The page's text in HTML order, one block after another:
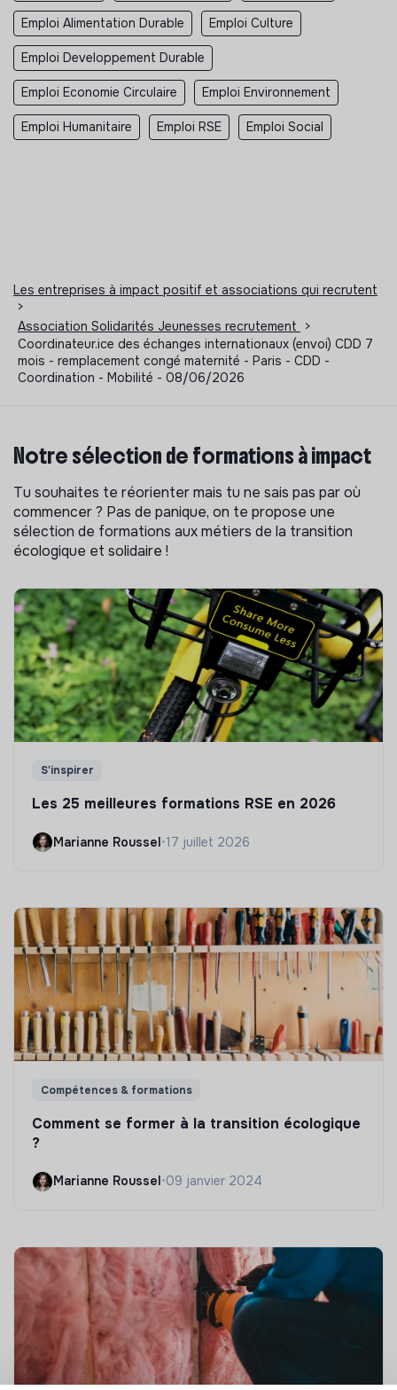
Emploi Alimentation Durable Emploi Culture
Emploi Developpement Durable
Emploi Economie Circulaire Emploi Environnement
Emploi Humanitaire Emploi RSE Emploi Social
Les entreprises à impact positif et associations qui recrutent
>
Association Solidarités Jeunesses recrutement
>
Coordinateur.ice des échanges internationaux (envoi) CDD 7
mois - remplacement congé maternité - Paris - CDD -
Coordination - Mobilité - 08/06/2026
Notre sélection de formations à impact
Tu souhaites te réorienter mais tu ne sais pas par où
commencer ? Pas de panique, on te propose une
sélection de formations aux métiers de la transition
écologique et solidaire !
S'inspirer
Les 25 meilleures formations RSE en 2026
Marianne Roussel•17 juillet 2026
Compétences & formations
Comment se former à la transition écologique
?
Marianne Roussel •09 janvier 2024